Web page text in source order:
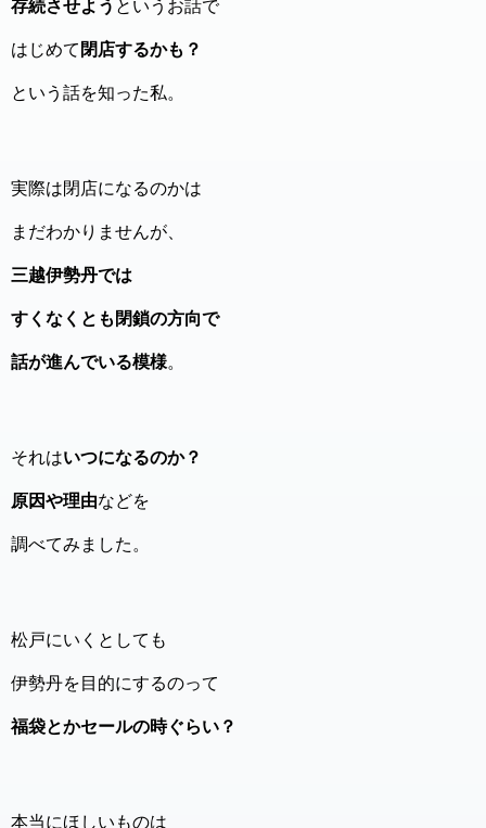
存続させよう というお話で
はじめて 閉店するかも？
という話を知った私。
実際は閉店になるのかは
まだわかりませんが、
三越伊勢丹では
すくなくとも閉鎖の方向で
話が進んでいる模様。
それはいつになるのか？
原因や理由などを
調べてみました。
松戸にいくとしても
伊勢丹を目的にするのって
福袋とかセールの時ぐらい？
本当にほしいものは